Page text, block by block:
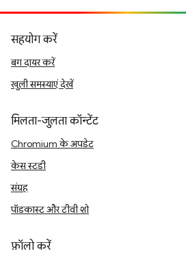
सहयोग करें
बग दायर करें
खुली समस्याएं देखें
मिलता-जुलता कॉन्टेंट
Chromium के अपडेट
केस स्टडी
संग्रह
पॉडकास्ट और टीवी शो
फ़ॉलो करें